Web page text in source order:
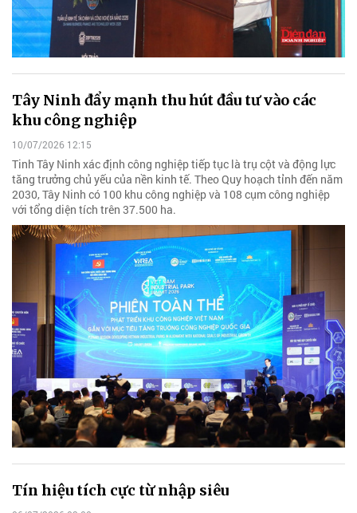
Tây Ninh đẩy mạnh thu hút đầu tư vào các
khu công nghiệp
10/07/2026 12:15
Tinh Tây Ninh xác định công nghiệp tiếp tục là trụ cột và động lực
tăng trưởng chủ yếu của nền kinh tế. Theo Quy hoạch tỉnh đến năm
2030, Tây Ninh có 100 khu công nghiệp và 108 cụm công nghiệp
với tổng diện tích trên 37.500 ha.
Tín hiệu tích cực từ nhập siêu